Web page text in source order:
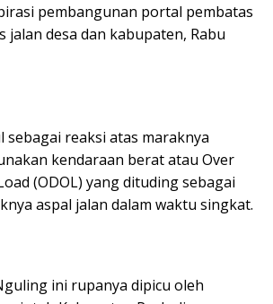
pembangunan portal pembatas
jalan desa dan kabupaten, Rabu
sebagai reaksi atas maraknya
kendaraan berat atau Over
(ODOL) yang dituding sebagai
aspal jalan dalam waktu singkat.
ini rupanya dipicu oleh